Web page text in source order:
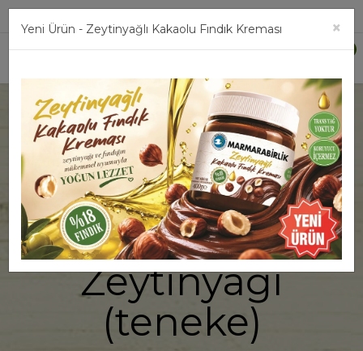
0
5 lt. Soğuk
Sıkım Natürel
Sızma
Zeytinyağı
(teneke)
Yeni Ürün - Zeytinyağlı Kakaolu Fındık Kreması ×